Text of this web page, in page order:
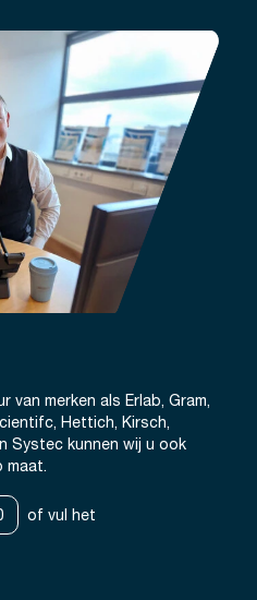
merken als Erlab, Gram,
Hettich, Kirsch,
Systec kunnen wij u ook
maat.
of vul het